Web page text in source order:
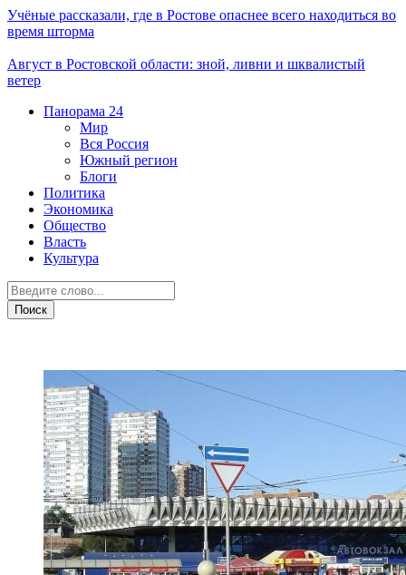
Учёные рассказали, где в Ростове опаснее всего находиться во
время шторма
Август в Ростовской области: зной, ливни и шквалистый
ветер
Панорама 24
Мир
Вся Россия
Южный регион
Блоги
Политика
Экономика
Общество
Власть
Культура